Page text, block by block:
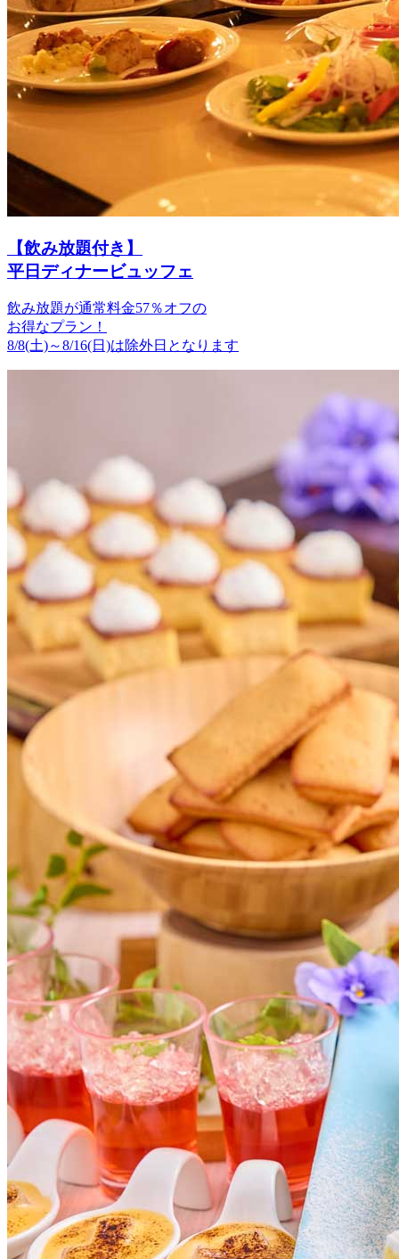
【飲み放題付き】
平日ディナービュッフェ
飲み放題が通常料金57％オフの
お得なプラン！
8/8(土)～8/16(日)は除外日となります